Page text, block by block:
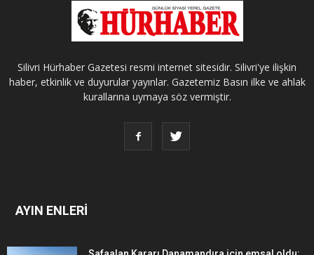
Silivri Hürhaber Gazetesi resmi internet sitesidir. Silivri'ye ilişkin
haber, etkinlik ve duyurular yayınlar. Gazetemiz Basın ilke ve ahlak
kurallarına uymaya söz vermiştir.
AYIN ENLERİ